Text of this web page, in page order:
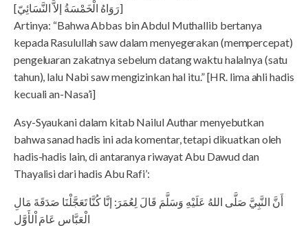
[رَوَاهُ الْخَمْسَةُ إلاَّ النَّسَائِيّ]
Artinya: “Bahwa Abbas bin Abdul Muthallib bertanya
kepada Rasulullah saw dalam menyegerakan (mempercepat)
pengeluaran zakatnya sebelum datang waktu halalnya (satu
tahun), lalu Nabi saw mengizinkan hal itu.” [HR. lima ahli hadis
kecuali an-Nasa’i]
Asy-Syaukani dalam kitab Nailul Authar menyebutkan
bahwa sanad hadis ini ada komentar, tetapi dikuatkan oleh
hadis-hadis lain, di antaranya riwayat Abu Dawud dan
Thayalisi dari hadis Abu Rafi’:
أَنَّ النَّبِيَّ صَلَّى اللهُ عَلَيْهِ وَسَلَّمَ قَالَ لِعُمَرَ: إنَّا كُنَّا تَعَجَّلْنَا صَدَقَةَ مَالِ
الْعَبَّاسِ عَامَ اْلأَوَّلِ